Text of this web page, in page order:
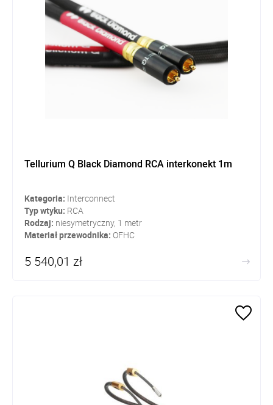
Tellurium Q Black Diamond RCA interkonekt 1m
Kategoria: Interconnect
Typ wtyku: RCA
Rodzaj: niesymetryczny, 1 metr
Materiał przewodnika: OFHC
5 540,01 zł